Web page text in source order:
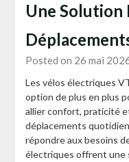
Une Solution
Posted on 26 mai
Les vélos électriques
option de plus en plus
allier confort, praticité
déplacements
répondre aux besoins
électriques offrent une